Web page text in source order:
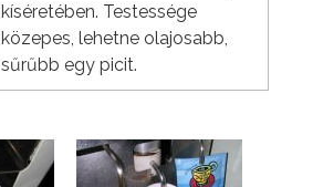
kíséretében. Testessége
közepes, lehetne olajosabb,
sűrűbb egy picit.